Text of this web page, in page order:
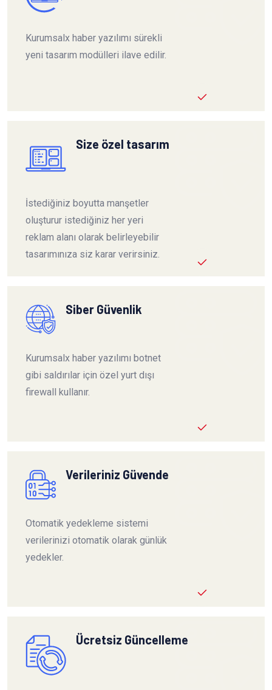
Kurumsalx haber yazılımı sürekli
yeni tasarım modülleri ilave edilir.
Size özel tasarım
İstediğiniz boyutta manşetler
oluşturur istediğiniz her yeri
reklam alanı olarak belirleyebilir
tasarımınıza siz karar verirsiniz.
Siber Güvenlik
Kurumsalx haber yazılımı botnet
gibi saldırılar için özel yurt dışı
firewall kullanır.
Verileriniz Güvende
Otomatik yedekleme sistemi
verilerinizi otomatik olarak günlük
yedekler.
Ücretsiz Güncelleme